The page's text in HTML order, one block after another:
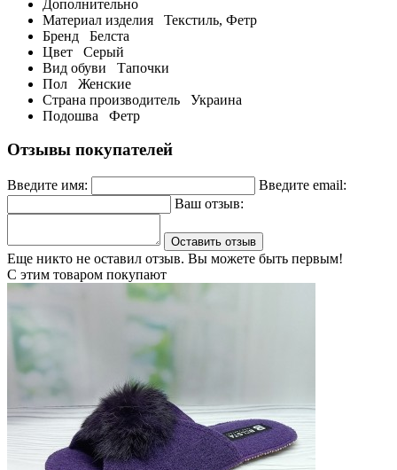
Дополнительно
Материал изделия
Текстиль, Фетр
Бренд
Белста
Цвет
Серый
Вид обуви
Тапочки
Пол
Женские
Страна производитель
Украина
Подошва
Фетр
Отзывы покупателей
Введите имя:
Введите email:
Ваш отзыв:
Оставить отзыв
Еще никто не оставил отзыв. Вы можете быть первым!
С этим товаром покупают